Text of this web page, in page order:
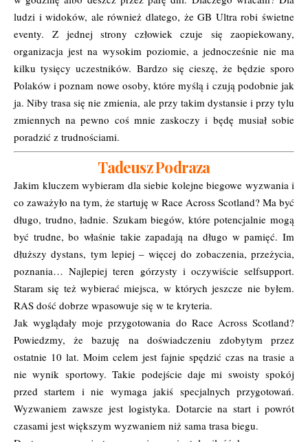
ludzi i widoków, ale również dlatego, że GB Ultra robi świetne
eventy.Z jednej strony człowiek czuje się zaopiekowany,
organizacja jest na wysokim poziomie, a jednocześnie nie ma
kilku tysięcy uczestników. Bardzo się cieszę, że będzie sporo
Polaków i poznam nowe osoby, które myślą i czują podobnie jak
ja. Niby trasa się nie zmienia, ale przy takim dystansie i przy tylu
zmiennych na pewno coś mnie zaskoczy i będę musiał sobie
poradzić z trudnościami.
Tadeusz Podraza
Jakim kluczem wybieram dla siebie kolejne biegowe wyzwania i
co zaważyło na tym, że startuję w Race Across Scotland? Ma być
długo, trudno, ładnie. Szukam biegów, które potencjalnie mogą
być trudne, bo właśnie takie zapadają na długo w pamięć. Im
dłuższy dystans, tym lepiej – więcej do zobaczenia, przeżycia,
poznania… Najlepiej teren górzysty i oczywiście selfsupport.
Staram się też wybierać miejsca, w których jeszcze nie byłem.
RAS dość dobrze wpasowuje się w te kryteria.
Jak wyglądały moje przygotowania do Race Across Scotland?
Powiedzmy, że bazuję na doświadczeniu zdobytym przez
ostatnie 10 lat. Moim celem jest fajnie spędzić czas na trasie a
nie wynik sportowy. Takie podejście daje mi swoisty spokój
przed startem i nie wymaga jakiś specjalnych przygotowań.
Wyzwaniem zawsze jest logistyka. Dotarcie na start i powrót
czasami jest większym wyzwaniem niż sama trasa biegu.